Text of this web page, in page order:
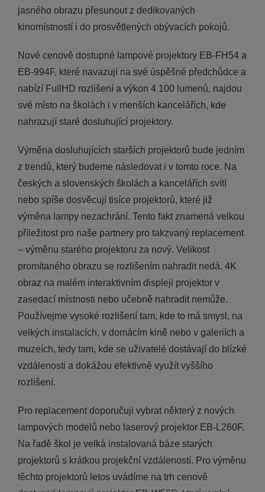
jasného obrazu přesunout z dedikovaných
kinomístností i do prosvětlených obývacích pokojů.
Nové cenově dostupné lampové projektory EB-FH54 a
EB-994F, které navazují na své úspěšné předchůdce a
nabízí FullHD rozlišení a výkon 4 100 lumenů, najdou
své místo na školách i v menších kancelářích, kde
nahrazují staré dosluhující projektory.
Výměna dosluhujících starších projektorů bude jedním
z trendů, který budeme následovat i v tomto roce. Na
českých a slovenských školách a kancelářích svítí
nebo spíše dosvěcují tisíce projektorů, které již
výměna lampy nezachrání. Tento fakt znamená velkou
příležitost pro naše partnery pro takzvaný replacement
– výměnu starého projektoru za nový. Velikost
promítaného obrazu se rozlišením nahradit nedá. 4K
obraz na malém interaktivním displeji projektor v
zasedací místnosti nebo učebně nahradit nemůže.
Používejme vysoké rozlišení tam, kde to má smysl, na
velkých instalacích, v domácím kině nebo v galeriích a
muzeích, tedy tam, kde se uživatelé dostávají do blízké
vzdálenosti a dokážou efektivně využít vyššího
rozlišení.
Pro replacement doporučuji vybrat některý z nových
lampových modelů nebo laserový projektor EB-L260F.
Na řadě škol je velká instalovaná báze starých
projektorů s krátkou projekční vzdáleností. Pro výměnu
těchto projektorů letos uvádíme na trh cenově